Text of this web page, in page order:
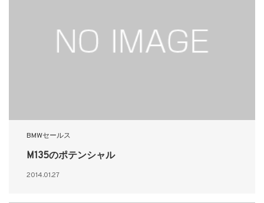
BMWセールス
M135のポテンシャル
2014.01.27